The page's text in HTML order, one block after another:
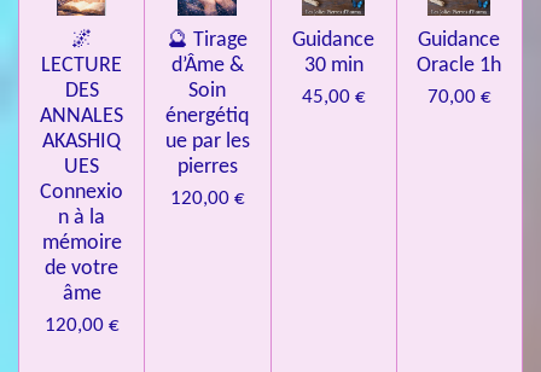
🌌
LECTURE
DES
ANNALES
AKASHIQ
UES
Connexio
n à la
mémoire
de votre
âme
120,00 €
🔮 Tirage
d’Âme &
Soin
énergétiq
ue par les
pierres
120,00 €
Guidance
30 min
45,00 €
Guidance
Oracle 1h
70,00 €